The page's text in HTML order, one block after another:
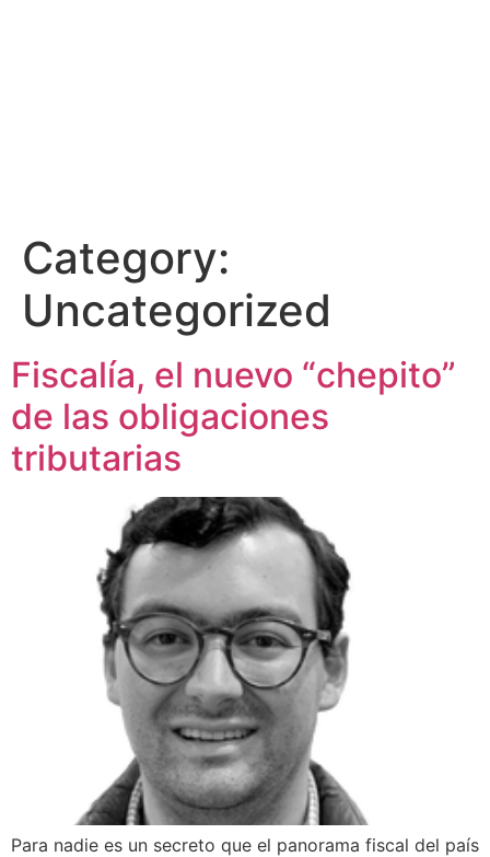
Category:
Uncategorized
Fiscalía, el nuevo “chepito”
de las obligaciones
tributarias
Para nadie es un secreto que el panorama fiscal del país